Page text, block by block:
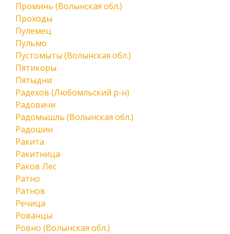
Проминь (Волынская обл.)
Проходы
Пулемец
Пульмо
Пустомыты (Волынская обл.)
Пятикоры
Пятыдни
Радехов (Любомльский р-н)
Радовичи
Радомышль (Волынская обл.)
Радошин
Ракита
Ракитница
Раков Лес
Ратно
Ратнов
Речица
Рованцы
Ровно (Волынская обл.)